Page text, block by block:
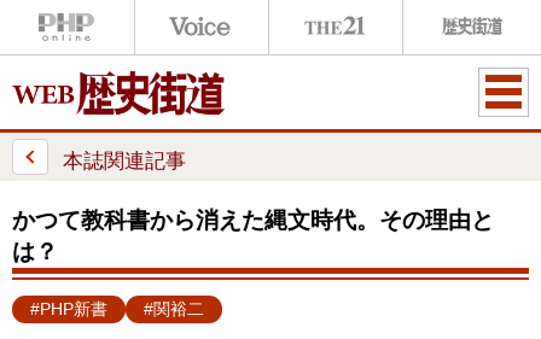
ME
本誌関連記事
かつて教科書から消えた縄文時代。その理由と
は？
#PHP新書 #関裕二